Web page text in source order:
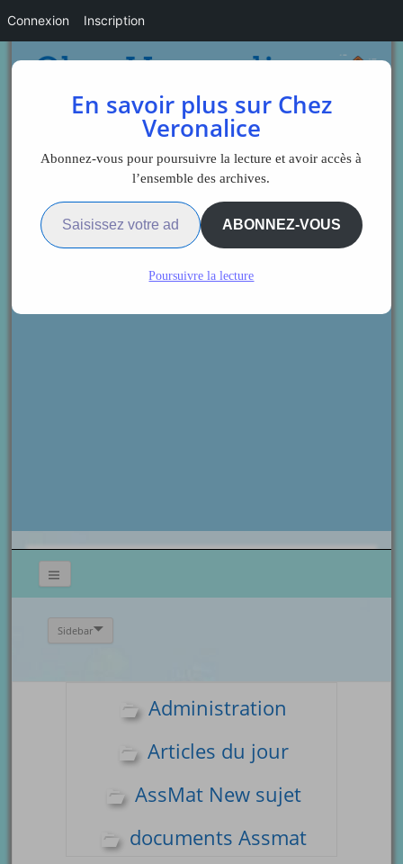
Sidebar
Administration
Articles du jour
AssMat New sujet
documents Assmat
En savoir plus sur Chez
Veronalice
Abonnez-vous pour poursuivre la lecture et avoir accès à
l’ensemble des archives.
Saisissez votre adresse e-mail…
ABONNEZ-VOUS
Poursuivre la lecture
Connexion Inscription